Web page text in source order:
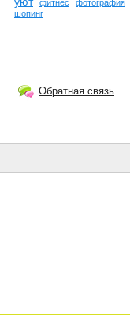
фитнес фотография
шопинг
Обратная связь